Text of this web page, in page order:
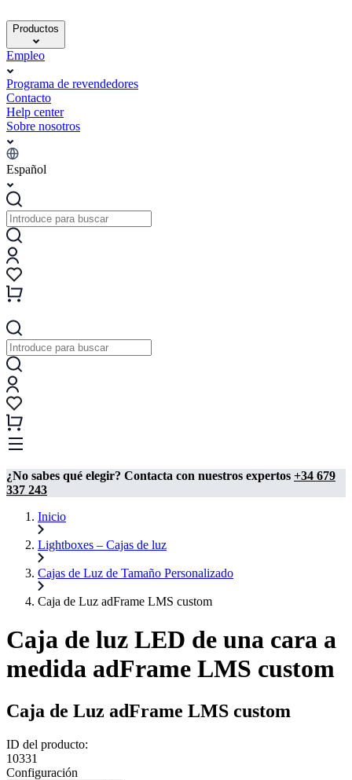
Productos
Empleo
Programa de revendedores
Contacto
Help center
Sobre nosotros
Español
¿No sabes qué elegir? Contacta con nuestros expertos +34 679
337 243
Inicio
Lightboxes – Cajas de luz
Cajas de Luz de Tamaño Personalizado
Caja de Luz adFrame LMS custom
Caja de luz LED de una cara a
medida adFrame LMS custom
Caja de Luz adFrame LMS custom
ID del producto:
10331
Configuración